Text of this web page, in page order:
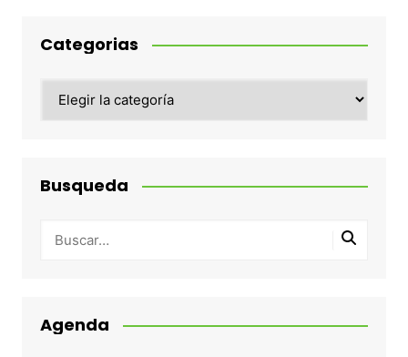
Categorias
Busqueda
Agenda